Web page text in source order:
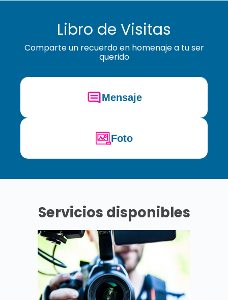
Libro de Visitas
Comparte un recuerdo en homenaje a tu ser
querido
Mensaje
Foto
Servicios disponibles